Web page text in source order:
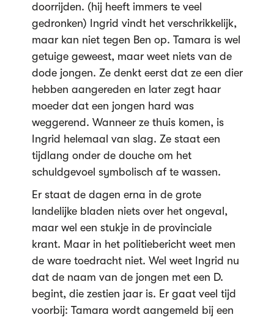
doorrijden. (hij heeft immers te veel
gedronken) Ingrid vindt het verschrikkelijk,
maar kan niet tegen Ben op. Tamara is wel
getuige geweest, maar weet niets van de
dode jongen. Ze denkt eerst dat ze een dier
hebben aangereden en later zegt haar
moeder dat een jongen hard was
weggerend. Wanneer ze thuis komen, is
Ingrid helemaal van slag. Ze staat een
tijdlang onder de douche om het
schuldgevoel symbolisch af te wassen.
Er staat de dagen erna in de grote
landelijke bladen niets over het ongeval,
maar wel een stukje in de provinciale
krant. Maar in het politiebericht weet men
de ware toedracht niet. Wel weet Ingrid nu
dat de naam van de jongen met een D.
begint, die zestien jaar is. Er gaat veel tijd
voorbij: Tamara wordt aangemeld bij een